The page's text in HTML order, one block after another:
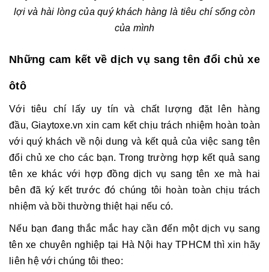
lợi và hài lòng của quý khách hàng là tiêu chí sống còn
của mình
Những cam kết về dịch vụ sang tên đổi chủ xe
ôtô
Với tiêu chí lấy uy tín và chất lượng đặt lên hàng
đầu, Giaytoxe.vn xin cam kết chịu trách nhiệm hoàn toàn
với quý khách về nội dung và kết quả của việc sang tên
đổi chủ xe cho các bạn. Trong trường hợp kết quảsang
tên xe khác với hợp đồng dịch vụ sang tên xe mà hai
bên đã ký kết trước đó chúng tôi hoàn toàn chịu trách
nhiệm và bồi thường thiệt hại nếu có.
Nếu bạn đang thắc mắc hay cần đến một dịch vụ sang
tên xe chuyên nghiệp tại Hà Nội hay TPHCM thì xin hãy
liên hệ với chúng tôi theo: